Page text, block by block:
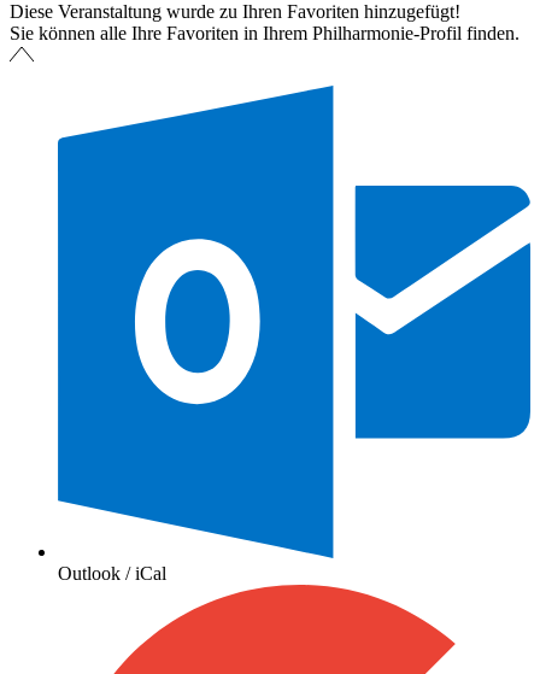
Diese Veranstaltung wurde zu Ihren Favoriten hinzugefügt!
Sie können alle Ihre Favoriten in Ihrem Philharmonie-Profil finden.
Outlook / iCal